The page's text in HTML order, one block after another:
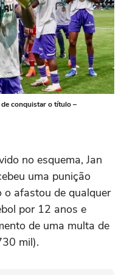
conquistar o título –
no esquema, Jan
uma punição
o afastou de qualquer
por 12 anos e
de uma multa de
mil).